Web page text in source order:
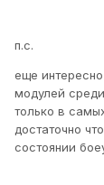
п.с.
еще
модулей
только в
достаточно
состоянии